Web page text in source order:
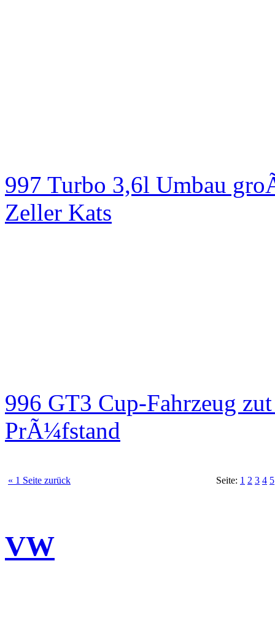
997 Turbo 3,6l Umbau
Zeller Kats
996 GT3 Cup-Fahrzeug
PrÃ¼fstand
« 1 Seite zurück Seite: 1 2 3 4 5
VW